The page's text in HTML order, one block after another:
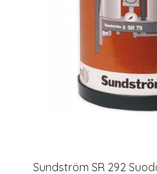
Sundström SR 292